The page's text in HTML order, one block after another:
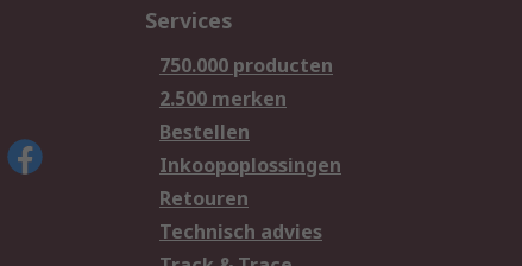
Services
750.000 producten
2.500 merken
Bestellen
Inkoopoplossingen
Retouren
Technisch advies